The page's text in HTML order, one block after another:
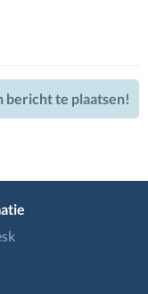
bericht te plaatsen!